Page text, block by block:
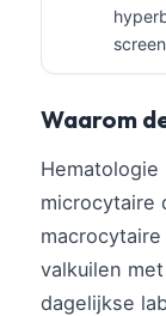
Waarom
microcytaire
valkuilen
dagelijkse
سنڌي
සිංහල
অসমীয়া
Galego
Euskara